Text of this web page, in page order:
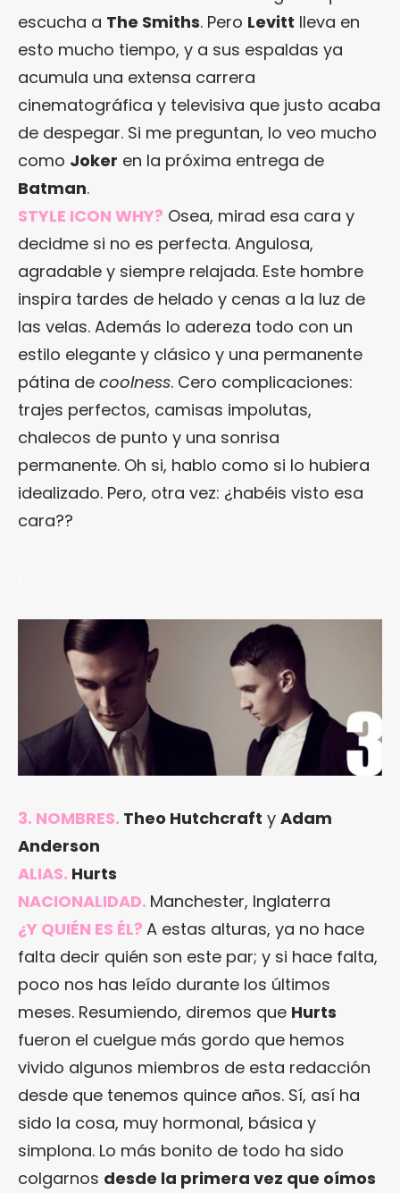
escucha a The Smiths. Pero Levitt lleva en
esto mucho tiempo, y a sus espaldas ya
acumula una extensa carrera
cinematográfica y televisiva que justo acaba
de despegar. Si me preguntan, lo veo mucho
como Joker en la próxima entrega de
Batman.
STYLE ICON WHY? Osea, mirad esa cara y
decidme si no es perfecta. Angulosa,
agradable y siempre relajada. Este hombre
inspira tardes de helado y cenas a la luz de
las velas. Además lo adereza todo con un
estilo elegante y clásico y una permanente
pátina de coolness. Cero complicaciones:
trajes perfectos, camisas impolutas,
chalecos de punto y una sonrisa
permanente. Oh si, hablo como si lo hubiera
idealizado. Pero, otra vez: ¿habéis visto esa
cara??
3. NOMBRES. Theo Hutchcraft y Adam
Anderson
ALIAS. Hurts
NACIONALIDAD. Manchester, Inglaterra
¿Y QUIÉN ES ÉL? A estas alturas, ya no hace
falta decir quién son este par; y si hace falta,
poco nos has leído durante los últimos
meses. Resumiendo, diremos que Hurts
fueron el cuelgue más gordo que hemos
vivido algunos miembros de esta redacción
desde que tenemos quince años. Sí, así ha
sido la cosa, muy hormonal, básica y
simplona. Lo más bonito de todo ha sido
colgarnos desde la primera vez que oímos